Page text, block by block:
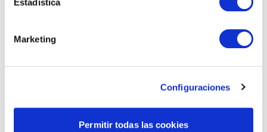
Marketing
Configuraciones
Permitir todas las cookies